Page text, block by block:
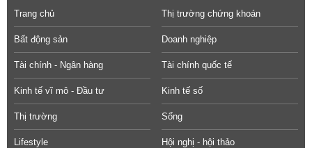
Trang chủ
Bất động sản
Tài chính - Ngân hàng
Kinh tế vĩ mô - Đầu tư
Thị trường
Lifestyle
Thị trường chứng khoán
Doanh nghiệp
Tài chính quốc tế
Kinh tế số
Sống
Hội nghị - hội thảo